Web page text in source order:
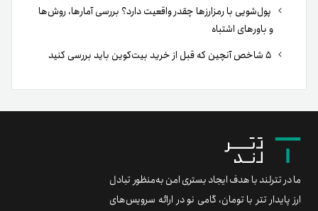
پول‌شویی با رمزارزها چقدر واقعیت دارد؟ بررسی آمارها، روش‌ها
و باورهای اشتباه
ما در تترلند با هدف ایجاد بستری امن به‌منظور تبادل
ارز پایدار تتر با تومان، گامی نو در ارائه سرویس‌های